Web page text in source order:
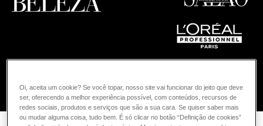
COMO POSSO AJUDAR? DÚVIDAS SOBRE:
COLORAÇÃO
VOZ DA BELEZA L'ORÉAL PROFESSIONNEL COLORAÇÃO
Oi, aceita um cookie? Se você topar, nosso site vai funcionar do jeito que deve
ser, oferecendo a melhor experiência possível, com conteúdos, recursos de
redes sociais, produtos e serviços que são a sua cara. Se quiser saber mais
ou mudar alguma coisa, tudo bem. É só clicar no botão “Definição de cookies”